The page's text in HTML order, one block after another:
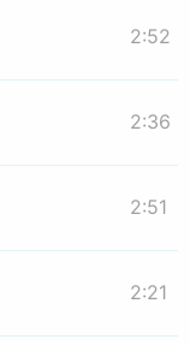
2:52
2:36
2:51
2:21